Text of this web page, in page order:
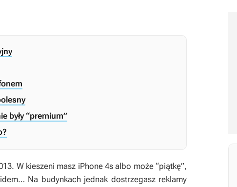
były “premium”
W kieszeni masz iPhone 4s albo może “piątkę”,
Na budynkach jednak dostrzegasz reklamy